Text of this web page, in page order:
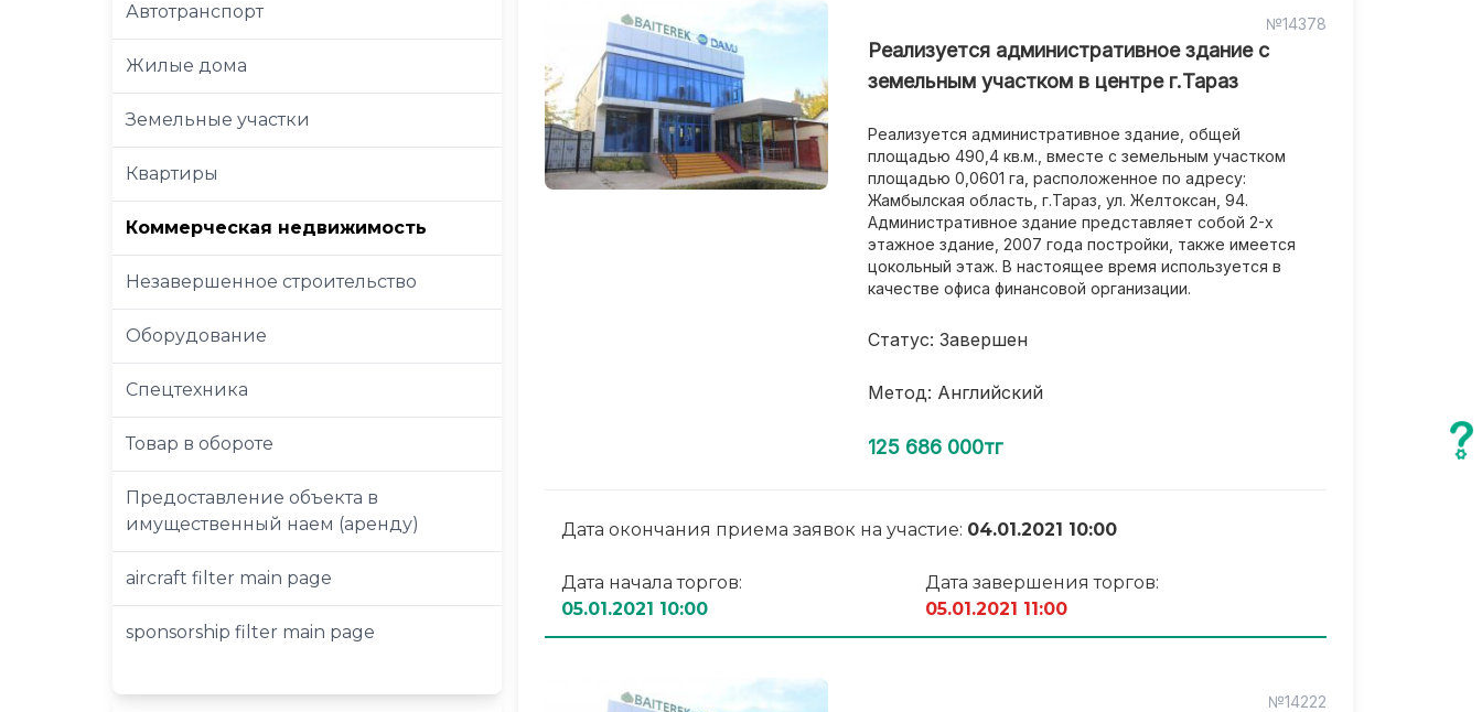
Автотранспорт
Жилые дома
Земельные участки
Квартиры
Коммерческая недвижимость
Незавершенное строительство
Оборудование
Спецтехника
Товар в обороте
Предоставление объекта в
имущественный наем (аренду)
aircraft filter main page
sponsorship filter main page
№14378
Реализуется административное здание с
земельным участком в центре г.Тараз
Реализуется административное здание, общей
площадью 490,4 кв.м., вместе с земельным участком
площадью 0,0601 га, расположенное по адресу:
Жамбылская область, г.Тараз, ул. Желтоксан, 94.
Административное здание представляет собой 2-х
этажное здание, 2007 года постройки, также имеется
цокольный этаж. В настоящее время используется в
качестве офиса финансовой организации.
Статус: Завершен
Метод: Английский
125 686 000тг
Дата окончания приема заявок на участие: 04.01.2021 10:00
Дата начала торгов:
05.01.2021 10:00
Дата завершения торгов:
05.01.2021 11:00
№14222